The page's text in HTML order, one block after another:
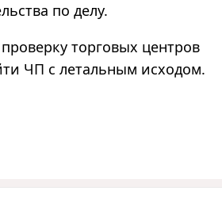
по делу.
торговых центров
ЧП с летальным исходом.